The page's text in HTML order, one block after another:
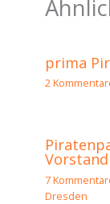
prima
2
Vorstand
7
Dresden